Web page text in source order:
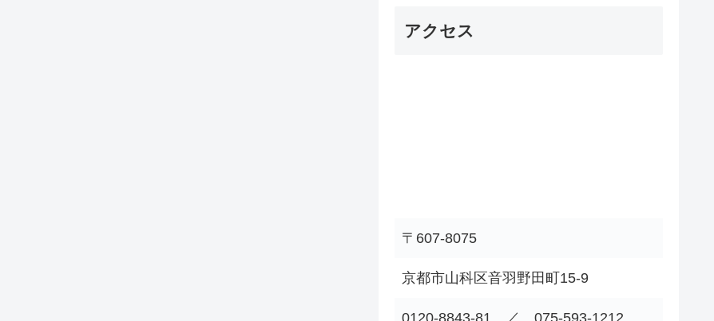
アクセス
〒607-8075
京都市山科区音羽野田町15-9
0120-8843-81 ／ 075-593-1212